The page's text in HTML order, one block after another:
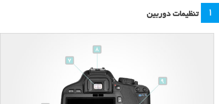
۱ تنظیمات دوربین